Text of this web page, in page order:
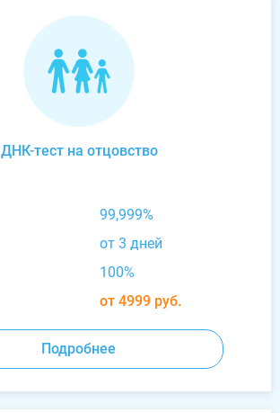
ДНК-тест на отцовство
99,999%
от 3 дней
100%
от 4999 руб.
Подробнее